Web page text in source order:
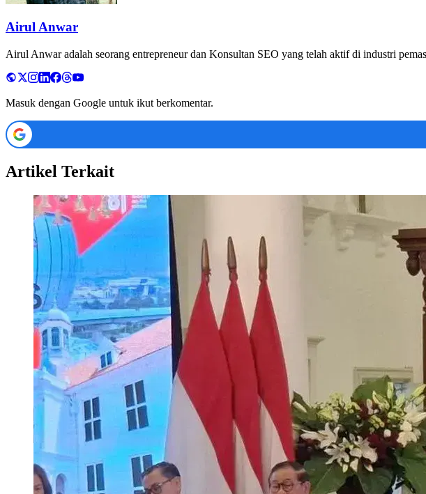
Airul Anwar
Airul Anwar adalah seorang entrepreneur dan Konsultan SEO yang telah aktif di industri
Masuk dengan Google untuk ikut berkomentar.
Artikel Terkait